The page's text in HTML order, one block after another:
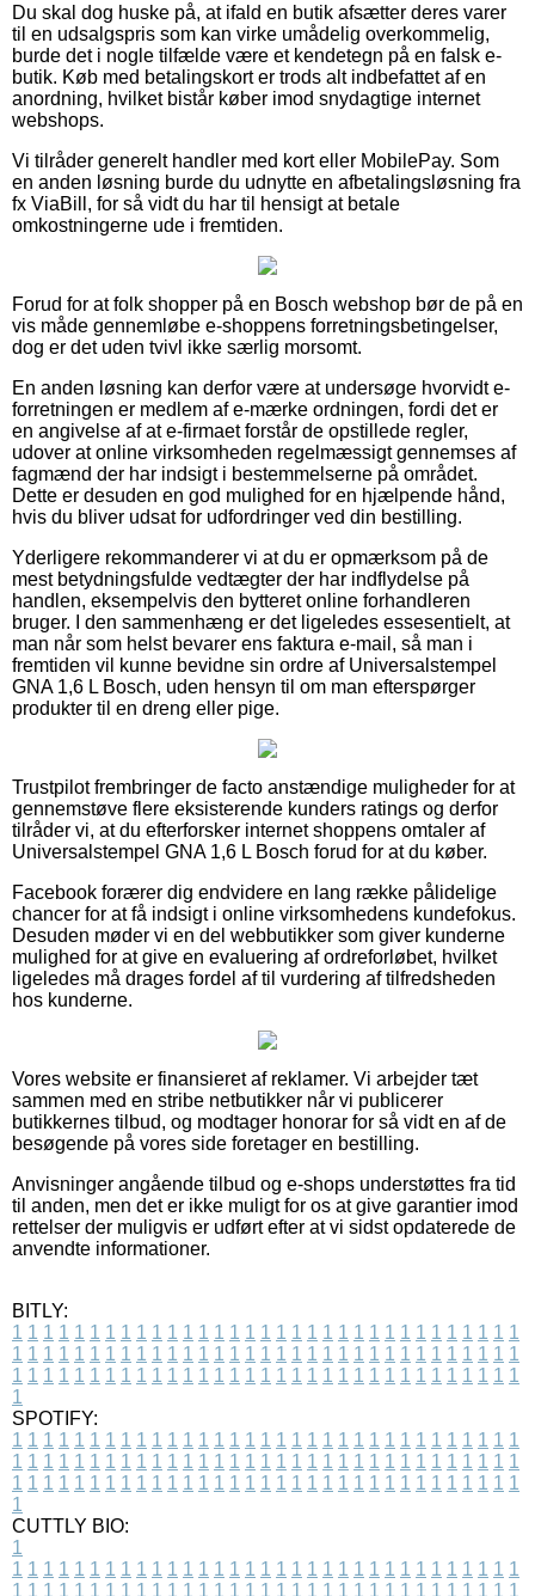
Du skal dog huske på, at ifald en butik afsætter deres varer
til en udsalgspris som kan virke umådelig overkommelig,
burde det i nogle tilfælde være et kendetegn på en falsk e-
butik. Køb med betalingskort er trods alt indbefattet af en
anordning, hvilket bistår køber imod snydagtige internet
webshops.
Vi tilråder generelt handler med kort eller MobilePay. Som
en anden løsning burde du udnytte en afbetalingsløsning fra
fx ViaBill, for så vidt du har til hensigt at betale
omkostningerne ude i fremtiden.
Forud for at folk shopper på en Bosch webshop bør de på en
vis måde gennemløbe e-shoppens forretningsbetingelser,
dog er det uden tvivl ikke særlig morsomt.
En anden løsning kan derfor være at undersøge hvorvidt e-
forretningen er medlem af e-mærke ordningen, fordi det er
en angivelse af at e-firmaet forstår de opstillede regler,
udover at online virksomheden regelmæssigt gennemses af
fagmænd der har indsigt i bestemmelserne på området.
Dette er desuden en god mulighed for en hjælpende hånd,
hvis du bliver udsat for udfordringer ved din bestilling.
Yderligere rekommanderer vi at du er opmærksom på de
mest betydningsfulde vedtægter der har indflydelse på
handlen, eksempelvis den bytteret online forhandleren
bruger. I den sammenhæng er det ligeledes essesentielt, at
man når som helst bevarer ens faktura e-mail, så man i
fremtiden vil kunne bevidne sin ordre af Universalstempel
GNA 1,6 L Bosch, uden hensyn til om man efterspørger
produkter til en dreng eller pige.
Trustpilot frembringer de facto anstændige muligheder for at
gennemstøve flere eksisterende kunders ratings og derfor
tilråder vi, at du efterforsker internet shoppens omtaler af
Universalstempel GNA 1,6 L Bosch forud for at du køber.
Facebook forærer dig endvidere en lang række pålidelige
chancer for at få indsigt i online virksomhedens kundefokus.
Desuden møder vi en del webbutikker som giver kunderne
mulighed for at give en evaluering af ordreforløbet, hvilket
ligeledes må drages fordel af til vurdering af tilfredsheden
hos kunderne.
Vores website er finansieret af reklamer. Vi arbejder tæt
sammen med en stribe netbutikker når vi publicerer
butikkernes tilbud, og modtager honorar for så vidt en af de
besøgende på vores side foretager en bestilling.
Anvisninger angående tilbud og e-shops understøttes fra tid
til anden, men det er ikke muligt for os at give garantier imod
rettelser der muligvis er udført efter at vi sidst opdaterede de
anvendte informationer.
BITLY:
1 1 1 1 1 1 1 1 1 1 1 1 1 1 1 1 1 1 1 1 1 1 1 1 1 1 1 1 1 1 1 1 1
1 1 1 1 1 1 1 1 1 1 1 1 1 1 1 1 1 1 1 1 1 1 1 1 1 1 1 1 1 1 1 1 1
1 1 1 1 1 1 1 1 1 1 1 1 1 1 1 1 1 1 1 1 1 1 1 1 1 1 1 1 1 1 1 1 1
1
SPOTIFY:
1 1 1 1 1 1 1 1 1 1 1 1 1 1 1 1 1 1 1 1 1 1 1 1 1 1 1 1 1 1 1 1 1
1 1 1 1 1 1 1 1 1 1 1 1 1 1 1 1 1 1 1 1 1 1 1 1 1 1 1 1 1 1 1 1 1
1 1 1 1 1 1 1 1 1 1 1 1 1 1 1 1 1 1 1 1 1 1 1 1 1 1 1 1 1 1 1 1 1
1
CUTTLY BIO:
1
1 1 1 1 1 1 1 1 1 1 1 1 1 1 1 1 1 1 1 1 1 1 1 1 1 1 1 1 1 1 1 1 1
1 1 1 1 1 1 1 1 1 1 1 1 1 1 1 1 1 1 1 1 1 1 1 1 1 1 1 1 1 1 1 1 1